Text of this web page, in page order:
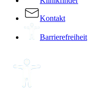
Kontakt
Barrierefreiheit